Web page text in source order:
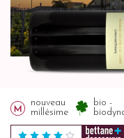
nouveau
millésime
bio -